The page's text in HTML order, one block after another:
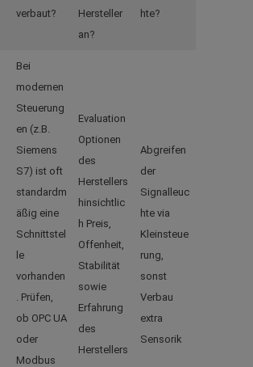
verbaut?
Hersteller
an?
hte?
Bei
modernen
Steuerung
en (z.B.
Siemens
S7) ist oft
standardm
äßig eine
Schnittstel
le
vorhanden
. Prüfen,
ob OPC UA
oder
Modbus
Evaluation
Optionen
des
Herstellers
hinsichtlic
h Preis,
Offenheit,
Stabilität
sowie
Erfahrung
des
Herstellers
Abgreifen
der
Signalleuc
hte via
Kleinsteue
rung,
sonst
Verbau
extra
Sensorik